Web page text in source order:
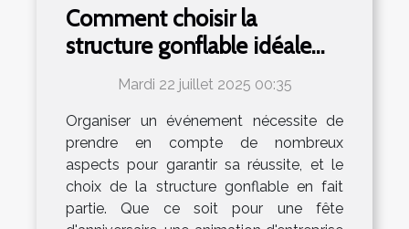
Comment choisir la
structure gonflable idéale
pour votre événement ?
Mardi 22 juillet 2025 00:35
Organiser un événement nécessite de
prendre en compte de nombreux
aspects pour garantir sa réussite, et le
choix de la structure gonflable en fait
partie. Que ce soit pour une fête